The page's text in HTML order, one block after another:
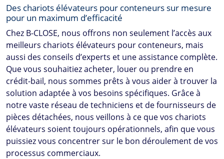
Des chariots élévateurs pour conteneurs sur mesure
pour un maximum d’efficacité
Chez B-CLOSE, nous offrons non seulement l’accès aux
meilleurs chariots élévateurs pour conteneurs, mais
aussi des conseils d’experts et une assistance complète.
Que vous souhaitiez acheter, louer ou prendre en
crédit-bail, nous sommes prêts à vous aider à trouver la
solution adaptée à vos besoins spécifiques. Grâce à
notre vaste réseau de techniciens et de fournisseurs de
pièces détachées, nous veillons à ce que vos chariots
élévateurs soient toujours opérationnels, afin que vous
puissiez vous concentrer sur le bon déroulement de vos
processus commerciaux.